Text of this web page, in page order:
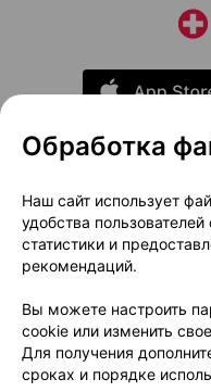
О проекте
Размещение
Публичный
Способы
Написать
Обработка
Наш сайт использует
удобства
статистики и
рекомендаций.
Вы можете настроить
cookie или изменить
Для получения
сроках и порядке